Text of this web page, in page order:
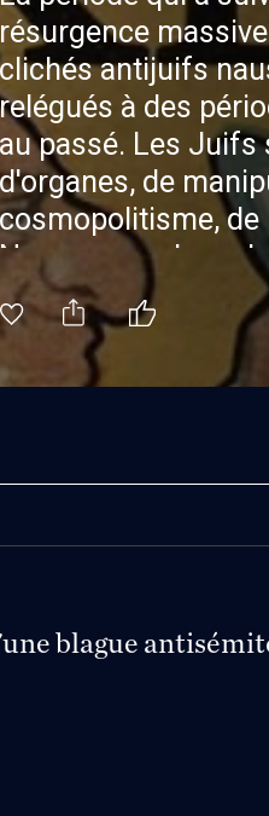
résurgence
clichés antijuifs
relégués à des
au passé. Les
d'organes, de
cosmopolitisme,
Nous avons donc
formateur en lutte
réaliser une
dans lesquels il
chacun de ces
blague